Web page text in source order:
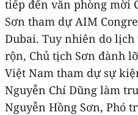
tiếp đến văn phòng mời
Sơn tham dự AIM
Dubai. Tuy nhiên do
rộn, Chủ tịch Sơn đành
Việt Nam tham dự sự
Nguyễn Chí Dũng làm
Nguyễn Hồng Sơn, Phó